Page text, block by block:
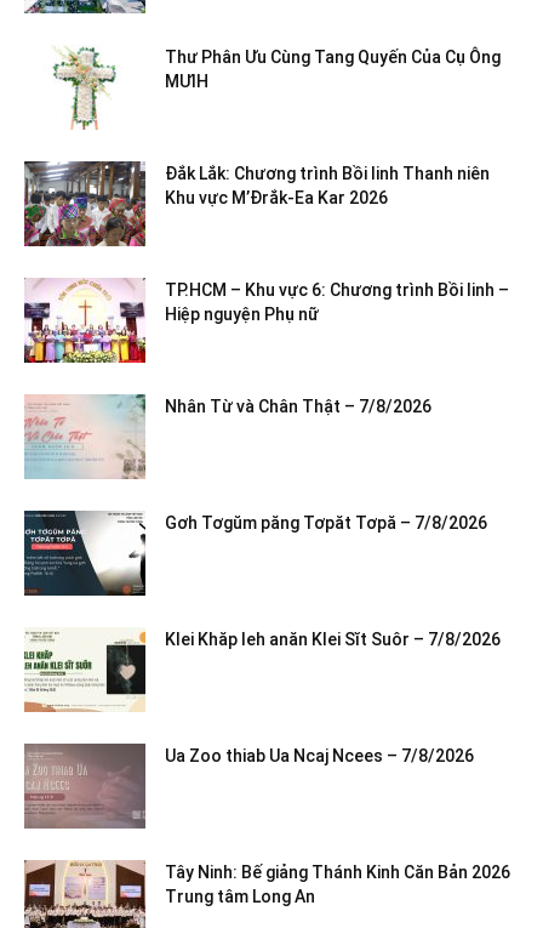
Thư Phân Ưu Cùng Tang Quyến Của Cụ Ông
MƯIH
Đắk Lắk: Chương trình Bồi linh Thanh niên
Khu vực M’Đrắk-Ea Kar 2026
TP.HCM – Khu vực 6: Chương trình Bồi linh –
Hiệp nguyện Phụ nữ
Nhân Từ và Chân Thật – 7/8/2026
Gơh Tơgŭm păng Tơpăt Tơpă – 7/8/2026
Klei Khăp leh anăn Klei Sĭt Suôr – 7/8/2026
Ua Zoo thiab Ua Ncaj Ncees – 7/8/2026
Tây Ninh: Bế giảng Thánh Kinh Căn Bản 2026
Trung tâm Long An